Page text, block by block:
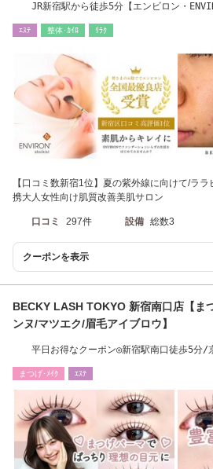
JR新宿駅から徒歩5分【エンビロン・
ｴｽﾃ 整体･ｶｲﾛ ﾘﾗｸ
【口コミ数新宿1位】夏の紫外線に向けて/ラ
携大人女性向け肌質改善美肌サロン
口コミ 297件 設備 総数3
クーポンを表示
BECKY LASH TOKYO 新宿南口店【ま
ンヌ/マツエク/眉毛アイブロウ】
平日お得なクーポン◎新宿駅南口徒歩5
まつげ･ﾒｲｸ ｴｽﾃ